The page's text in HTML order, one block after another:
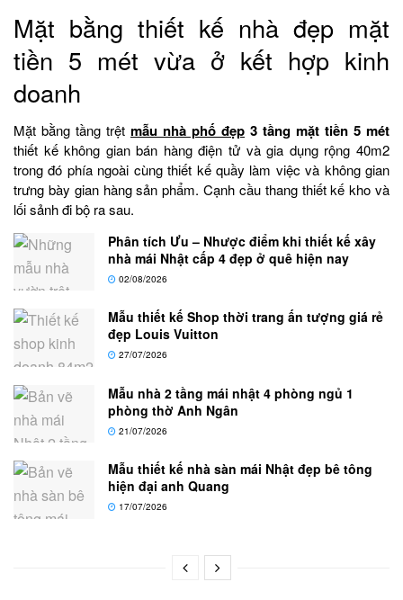
Mặt bằng thiết kế nhà đẹp mặt
tiền 5 mét vừa ở kết hợp kinh
doanh
Mặt bằng tầng trệt mẫu nhà phố đẹp 3 tầng mặt tiền 5 mét
thiết kế không gian bán hàng điện tử và gia dụng rộng 40m2
trong đó phía ngoài cùng thiết kế quầy làm việc và không gian
trưng bày gian hàng sản phẩm. Cạnh cầu thang thiết kế kho và
lối sảnh đi bộ ra sau.
Phân tích Ưu – Nhược điểm khi thiết kế xây
nhà mái Nhật cấp 4 đẹp ở quê hiện nay
02/08/2026
Mẫu thiết kế Shop thời trang ấn tượng giá rẻ
đẹp Louis Vuitton
27/07/2026
Mẫu nhà 2 tầng mái nhật 4 phòng ngủ 1
phòng thờ Anh Ngân
21/07/2026
Mẫu thiết kế nhà sàn mái Nhật đẹp bê tông
hiện đại anh Quang
17/07/2026